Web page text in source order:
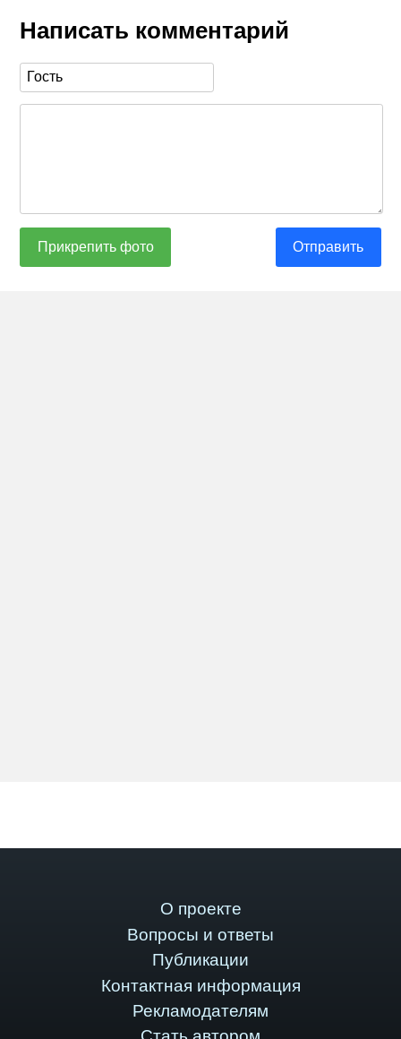
Написать комментарий
Прикрепить фото Отправить
О проекте
Вопросы и ответы
Публикации
Контактная информация
Рекламодателям